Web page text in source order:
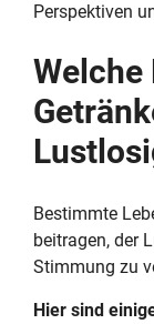
Perspektiven
Bestimmte
beitragen, der
Stimmung zu
Hier sind